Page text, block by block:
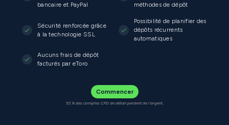
bancaire et PayPal
méthodes de dépôt
Sécurité renforcée grâce
à la technologie SSL
Possibilité de planifier des
dépôts récurrents
automatiques
Aucuns frais de dépôt
facturés par eToro
Commencer
52 % des comptes CFD de détail perdent de l'argent.